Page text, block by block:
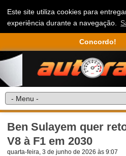
Este site utiliza cookies para
experiência durante a navegação.
Concordo!
Ben Sulayem quer
V8 à F1 em 2030
quarta-feira, 3 de junho de 2026 às 9:07